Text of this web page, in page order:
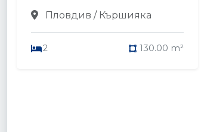
Пловдив / Кършияка
2 130.00 m²